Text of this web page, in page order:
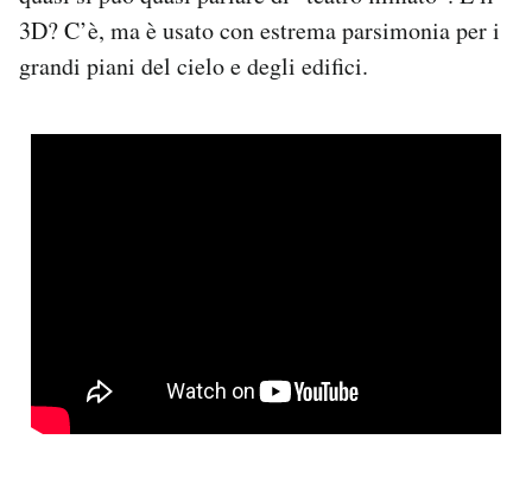
3D? C’è, ma è usato con estrema parsimonia per i
grandi piani del cielo e degli edifici.